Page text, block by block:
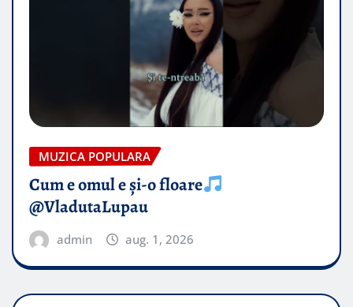
MUZICA POPULARA
Cum e omul e și-o floare
@VladutaLupau
admin aug. 1, 2026